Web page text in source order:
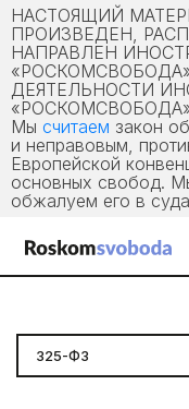
НАСТОЯЩИЙ
ПРОИЗВЕДЕН,
НАПРАВЛЕН
ДЕЯТЕЛЬНОСТИ
Мы считаем закон
и неправовым,
Европейской
основных свобод.
обжалуем его в